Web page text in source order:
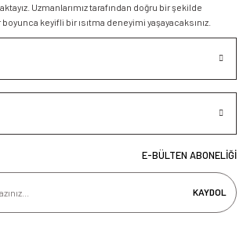
Uzmanlarımız tarafından doğru bir şekilde
keyifli bir ısıtma deneyimi yaşayacaksınız.
E-BÜLTEN ABONELİĞİ
KAYDOL